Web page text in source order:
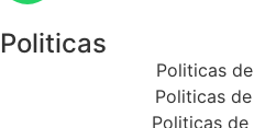
Politicas
Politicas
Politicas
Politicas